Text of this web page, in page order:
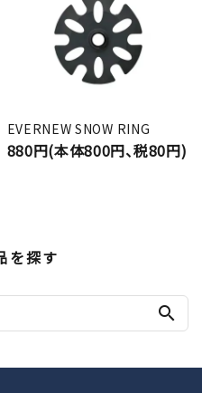
EVERNEW SNOW RING
880円(本体800円、税80円)
を探す
search